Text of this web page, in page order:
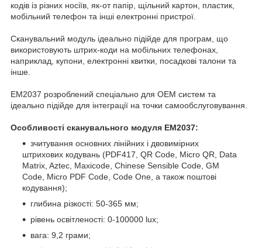
кодів із різних носіїв, як-от папір, щільний картон, пластик,
мобільний телефон та інші електронні пристрої.
Сканувальний модуль ідеально підійде для програм, що
використовують штрих-коди на мобільних телефонах,
наприклад, купони, електронні квитки, посадкові талони та
інше.
EM2037 розроблений спеціально для ОЕМ систем та
ідеально підійде для інтеграції на точки самообслуговування.
Особливості сканувального модуля EM2037:
зчитування основних лінійних і двовимірних
штрихових кодувань (PDF417, QR Code, Micro QR, Data
Matrix, Aztec, Maxicode, Chinese Sensible Code, GM
Code, Micro PDF Code, Code One, а також поштові
кодування);
глибина різкості: 50-365 мм;
рівень освітленості: 0-100000 lux;
вага: 9,2 грами;